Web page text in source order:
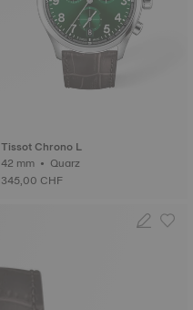
Tissot Chrono L
42 mm • Quarz
345,00 CHF